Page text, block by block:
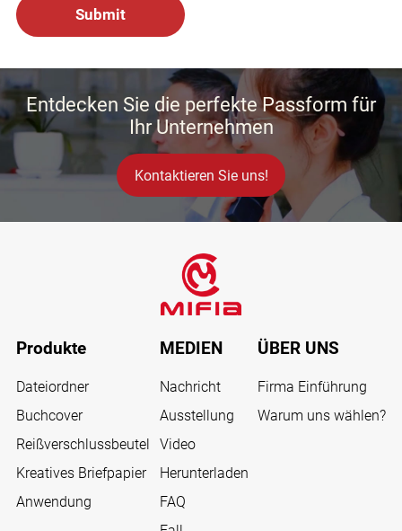
Entdecken Sie die perfekte Passform für
Ihr Unternehmen
Kontaktieren Sie uns!
Produkte
Dateiordner
Buchcover
Reißverschlussbeutel
Kreatives Briefpapier
Anwendung
MEDIEN
Nachricht
Ausstellung
Video
Herunterladen
FAQ
ÜBER UNS
Firma Einführung
Warum uns wählen?